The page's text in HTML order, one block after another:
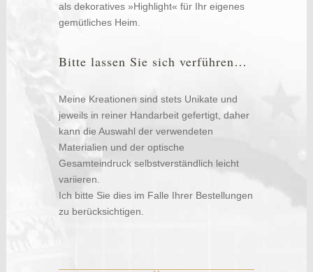
als dekoratives »Highlight« für Ihr eigenes
gemütliches Heim.
Bitte lassen Sie sich verführen…
Meine Kreationen sind stets Unikate und
jeweils in reiner Handarbeit gefertigt, daher
kann die Auswahl der verwendeten
Materialien und der optische
Gesamteindruck selbstverständlich leicht
variieren.
Ich bitte Sie dies im Falle Ihrer Bestellungen
zu berücksichtigen.